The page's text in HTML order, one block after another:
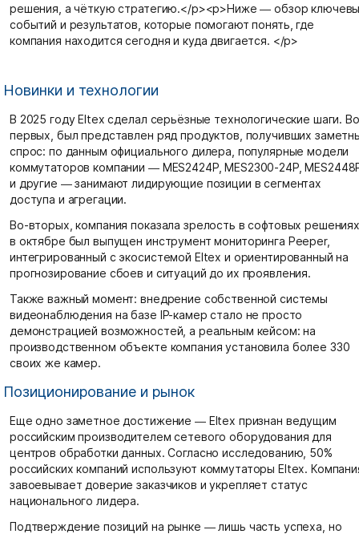
решения, а чёткую стратегию.</p><p>Ниже — обзор
событий и результатов, которые помогают понять, где
компания находится сегодня и куда двигается. </p>
Новинки и технологии
В 2025 году Eltex сделал серьёзные технологические шаги.
первых, был представлен ряд продуктов, получивших
спрос: по данным официального дилера, популярные модели
коммутаторов компании — MES2424P, MES2300-24P,
и другие — занимают лидирующие позиции в сегментах
доступа и агрегации.
Во-вторых, компания показала зрелость в софтовых
в октябре был выпущен инструмент мониторинга Peeper,
интегрированный с экосистемой Eltex и ориентированный на
прогнозирование сбоев и ситуаций до их проявления.
Также важный момент: внедрение собственной системы
видеонаблюдения на базе IP-камер стало не просто
демонстрацией возможностей, а реальным кейсом: на
производственном объекте компания установила более 330
своих же камер.
Позиционирование и рынок
Еще одно заметное достижение — Eltex признан ведущим
российским производителем сетевого оборудования для
центров обработки данных. Согласно исследованию, 50%
российских компаний используют коммутаторы Eltex.
завоевывает доверие заказчиков и укрепляет статус
национального лидера.
Подтверждение позиций на рынке — лишь часть успеха, но